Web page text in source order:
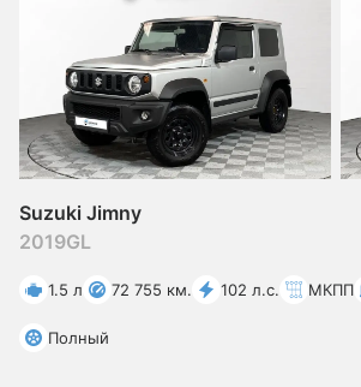
Suzuki Jimny
2019GL
1.5 л 72 755 км. 102 л.с. МКПП
Полный